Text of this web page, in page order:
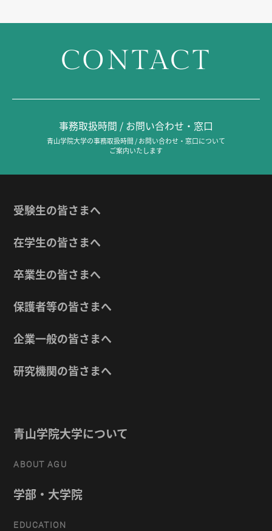
CONTACT
事務取扱時間 / お問い合わせ・窓口
青山学院大学の事務取扱時間 / お問い合わせ・窓口について
ご案内いたします
受験生の皆さまへ
在学生の皆さまへ
卒業生の皆さまへ
保護者等の皆さまへ
企業一般の皆さまへ
研究機関の皆さまへ
青山学院大学について
ABOUT AGU
学部・大学院
EDUCATION